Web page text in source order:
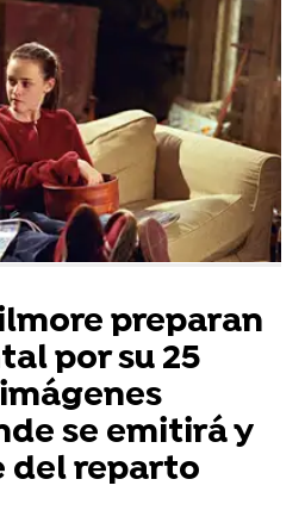
preparan
por su 25
se emitirá y
del reparto